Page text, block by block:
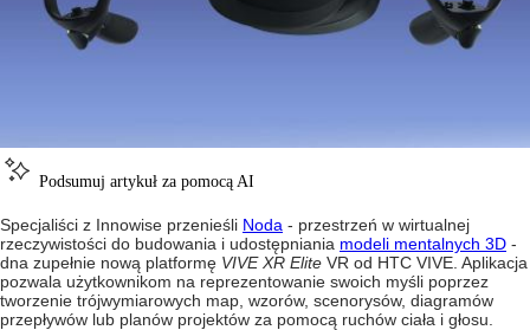
Podsumuj artykuł za pomocą AI
Specjaliści z Innowise przenieśli Noda - przestrzeń w wirtualnej
rzeczywistości do budowania i udostępniania modeli mentalnych 3D -
dna zupełnie nową platformę VIVE XR Elite VR od HTC VIVE. Aplikacja
pozwala użytkownikom na reprezentowanie swoich myśli poprzez
tworzenie trójwymiarowych map, wzorów, scenorysów, diagramów
przepływów lub planów projektów za pomocą ruchów ciała i głosu.